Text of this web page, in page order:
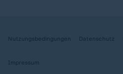
Nutzungsbedingungen Datenschutz
Impressum